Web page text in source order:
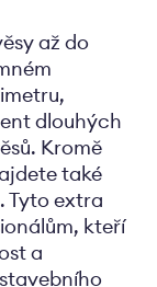
až do
dlouhých
Kromě
také
Tyto extra
kteří
a